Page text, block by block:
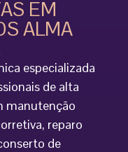
EM
ALMA
especializada
de alta
manutenção
reparo
de